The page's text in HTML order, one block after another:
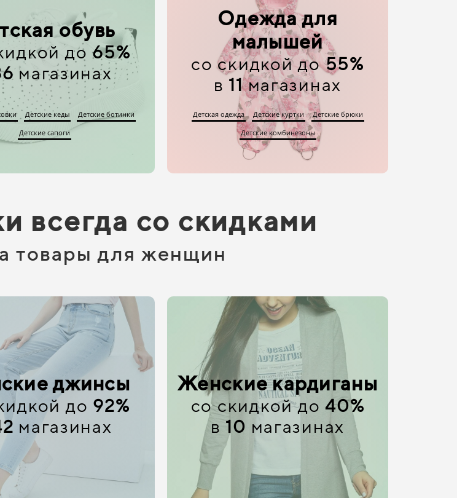
обувь
до65%
магазинах
Детские кеды Детские ботинки
Детские сапоги
Одежда для
малышей
со скидкой до55%
в 11магазинах
Детская одежда Детские куртки Детские брюки
Детские комбинезоны
всегда со скидками
товары для женщин
джинсы
до 92%
магазинах
Женские кардиганы
со скидкой до40%
в 10 магазинах